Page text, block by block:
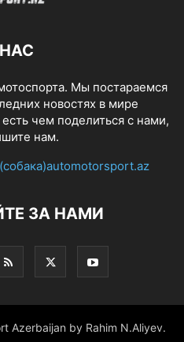
Мы постараемся
новостях в мире
чем поделиться с нами,
нам.
ЗА НАМИ
Azerbaijan by Rahim N.Aliyev.